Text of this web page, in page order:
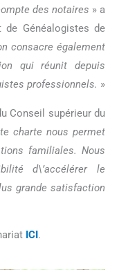
des notaires » a
de Généalogistes de
consacre également
qui réunit depuis
professionnels. »
Conseil supérieur du
charte nous permet
familiales. Nous
d\’accélérer le
grande satisfaction
ICI.